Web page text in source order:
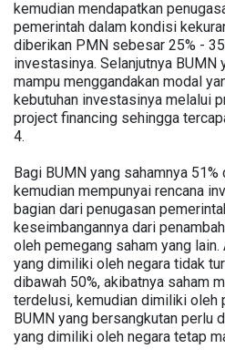
kemudian mendapatkan
pemerintah dalam kondisi
diberikan PMN sebesar 25% -
investasinya. Selanjutnya BUMN
mampu menggandakan modal
kebutuhan investasinya melalui
project financing sehingga
4.
Bagi BUMN yang sahamnya
kemudian mempunyai rencana
bagian dari penugasan
keseimbangannya dari
oleh pemegang saham yang
yang dimiliki oleh negara tidak
dibawah 50%, akibatnya saham
terdelusi, kemudian dimiliki oleh
BUMN yang bersangkutan perlu
yang dimiliki oleh negara tetap